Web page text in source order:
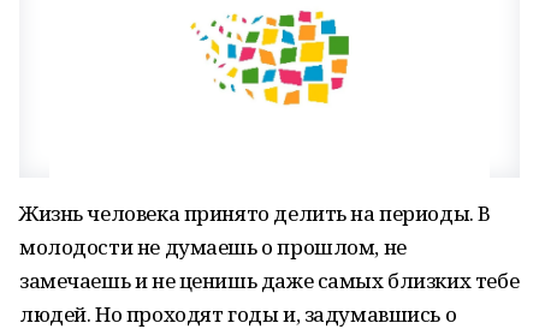
Жизнь человека принято делить на периоды. В
молодости не думаешь о прошлом, не
замечаешь и не ценишь даже самых близких тебе
людей. Но проходят годы и, задумавшись о